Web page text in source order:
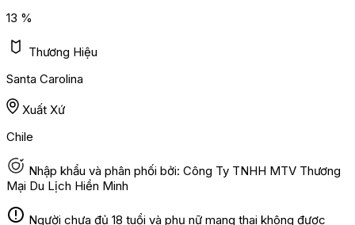
13 %
Thương Hiệu
Santa Carolina
Xuất Xứ
Chile
Nhập khẩu và phân phối bởi: Công Ty TNHH MTV Thương
Mại Du Lịch Hiền Minh
Người chưa đủ 18 tuổi và phụ nữ mang thai không được